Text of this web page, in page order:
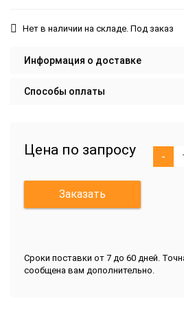
Нет в наличии на складе. Под заказ
Информация о доставке
Способы оплаты
Цена по запросу -
Заказать
Сроки поставки от 7 до 60 дней.
сообщена вам дополнительно.